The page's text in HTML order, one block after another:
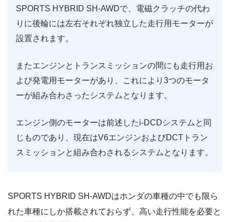
SPORTS HYBRID SH-AWDで、電磁クラッチの代わ
りに後輪には左右それぞれ独立した走行用モーターが
設置されます。
またエンジンとトランスミッションの間にも走行用お
よび発電用モーターがあり、これにより3つのモータ
ーが組み合わさったシステムとなります。
エンジン側のモーターは前述したi-DCDシステムと同
じものであり、現在はV6エンジンおよびDCTトラン
スミッションと組み合わされるシステムとなります。
SPORTS HYBRID SH-AWDはホンダの車種の中でも限ら
れた車種にしか搭載されておらず、高い走行性能を必要と